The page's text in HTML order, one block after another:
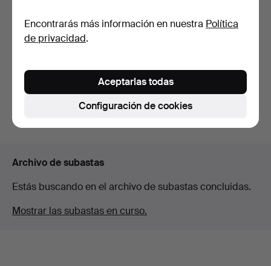
KIENZLE. Reloj de mesa
(30-112).
4 pujas
MAX BILL. Junghans.
11 pujas
486 USD
Suscribir búsqueda
Archivo de subastas
Estás buscando en el archivo de subastas concluidas.
Mostrar las subastas en curso.
Encontrarás más información en nuestra Política
de privacidad.
Configuración de cookies
Aceptarlas todas